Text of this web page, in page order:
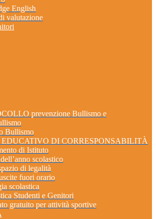
English
valutazione
prevenzione Bullismo e
Bullismo
EDUCATIVO DI CORRESPONSABILITÀ
di Istituto
scolastico
di legalità
fuori orario
scolastica
Studenti e Genitori
gratuito per attività sportive